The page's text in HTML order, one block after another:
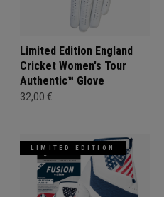
Limited Edition England
Cricket Women's Tour
Authentic™ Glove
32,00 €
LIMITED EDITION